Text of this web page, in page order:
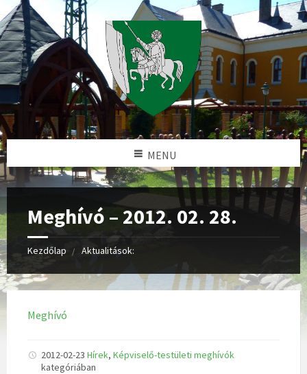
MENU
Meghívó – 2012. 02. 28.
Kezdőlap Aktualitások:
Meghívó
2012-02-23 Hírek, Képviselő-testületi meghívók
kategóriában